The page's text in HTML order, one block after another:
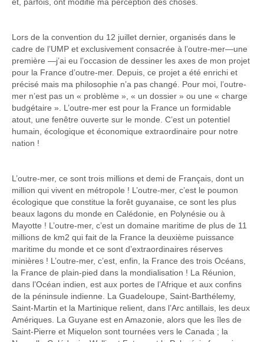
et, parfois, ont modifié ma perception des choses.
Lors de la convention du 12 juillet dernier, organisés dans le
cadre de l’UMP et exclusivement consacrée à l’outre-mer—une
première —j’ai eu l’occasion de dessiner les axes de mon projet
pour la France d’outre-mer. Depuis, ce projet a été enrichi et
précisé mais ma philosophie n’a pas changé. Pour moi, l’outre-
mer n’est pas un « problème », « un dossier » ou une « charge
budgétaire ». L’outre-mer est pour la France un formidable
atout, une fenêtre ouverte sur le monde. C’est un potentiel
humain, écologique et économique extraordinaire pour notre
nation !
L’outre-mer, ce sont trois millions et demi de Français, dont un
million qui vivent en métropole ! L’outre-mer, c’est le poumon
écologique que constitue la forêt guyanaise, ce sont les plus
beaux lagons du monde en Calédonie, en Polynésie ou à
Mayotte ! L’outre-mer, c’est un domaine maritime de plus de 11
millions de km2 qui fait de la France la deuxième puissance
maritime du monde et ce sont d’extraordinaires réserves
minières ! L’outre-mer, c’est, enfin, la France des trois Océans,
la France de plain-pied dans la mondialisation ! La Réunion,
dans l’Océan indien, est aux portes de l’Afrique et aux confins
de la péninsule indienne. La Guadeloupe, Saint-Barthélemy,
Saint-Martin et la Martinique relient, dans l’Arc antillais, les deux
Amériques. La Guyane est en Amazonie, alors que les îles de
Saint-Pierre et Miquelon sont tournées vers le Canada ; la